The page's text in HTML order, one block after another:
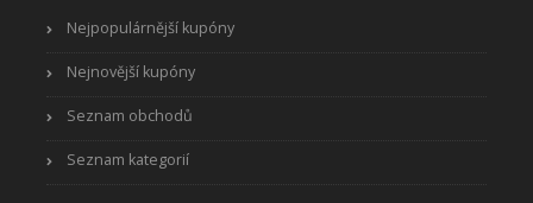
Nejpopulárnější kupóny
Nejnovější kupóny
Seznam obchodů
Seznam kategorií